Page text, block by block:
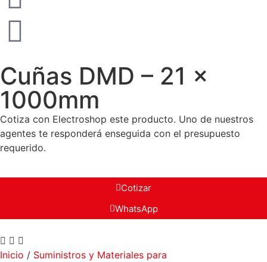
Cuñas DMD – 21 x
1000mm
Cotiza con Electroshop este producto. Uno de nuestros
agentes te responderá enseguida con el presupuesto
requerido.
Cotizar
WhatsApp
Inicio / Suministros y Materiales para